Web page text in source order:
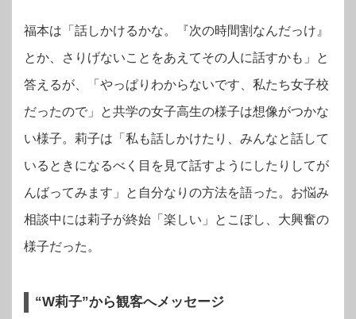
福本は「話しかけるかな。『次の時間割なんだっけ』
とか、さりげないことをあえてその人に話すかも」と
答えるが、「やっぱりわからないです、私たち女子校
だったので」と共学の女子高生の様子は想像がつかな
い様子。 莉子は「私も話しかけたり、みんなと話して
いるときになるべく目を見て話すようにしたりしてが
んばってみます」と自分なりの方法を語った。お悩み
相談中には莉子が終始「楽しい」とこぼし、大興奮の
様子だった。
“W莉子”から観客へメッセージ